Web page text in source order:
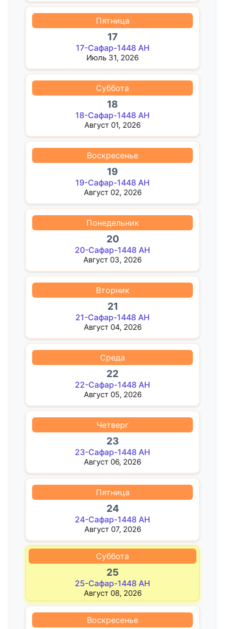
Пятница
17
17-Сафар-1448 AH
Июль 31, 2026
Суббота
18
18-Сафар-1448 AH
Август 01, 2026
Воскресенье
19
19-Сафар-1448 AH
Август 02, 2026
Понедельник
20
20-Сафар-1448 AH
Август 03, 2026
Вторник
21
21-Сафар-1448 AH
Август 04, 2026
Среда
22
22-Сафар-1448 AH
Август 05, 2026
Четверг
23
23-Сафар-1448 AH
Август 06, 2026
Пятница
24
24-Сафар-1448 AH
Август 07, 2026
Суббота
25
25-Сафар-1448 AH
Август 08, 2026
Воскресенье